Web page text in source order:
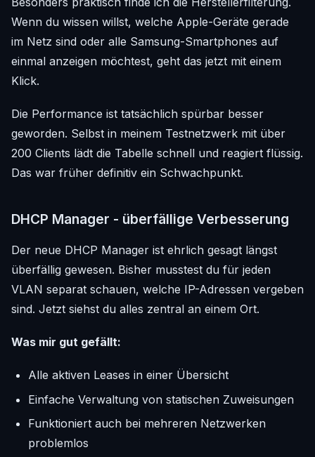
Wenn du wissen willst, welche Apple-Geräte gerade
im Netz sind oder alle Samsung-Smartphones auf
einmal anzeigen möchtest, geht das jetzt mit einem
Klick.
Die Performance ist tatsächlich spürbar besser
geworden. Selbst in meinem Testnetzwerk mit über
200 Clients lädt die Tabelle schnell und reagiert flüssig.
Das war früher definitiv ein Schwachpunkt.
DHCP Manager - überfällige Verbesserung
Der neue DHCP Manager ist ehrlich gesagt längst
überfällig gewesen. Bisher musstest du für jeden
VLAN separat schauen, welche IP-Adressen vergeben
sind. Jetzt siehst du alles zentral an einem Ort.
Was mir gut gefällt:
Alle aktiven Leases in einer Übersicht
Einfache Verwaltung von statischen Zuweisungen
Funktioniert auch bei mehreren Netzwerken
problemlos